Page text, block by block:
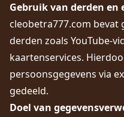
Gebruik van derden en
cleobetra777.com bevat
derden zoals YouTube-
kaartenservices.
persoonsgegevens via
gedeeld.
Doel van